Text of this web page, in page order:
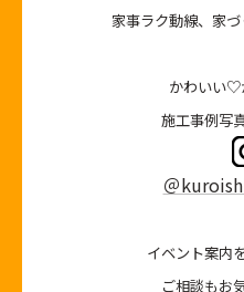
家事ラク動線、家づ
かわいい♡
施工事例写
＠
イベント案内
ご相談もお